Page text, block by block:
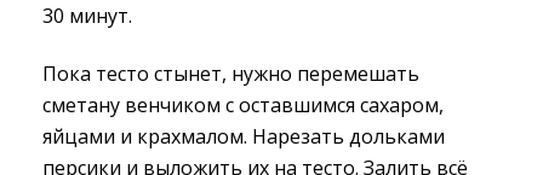
30 минут.
Пока тесто стынет, нужно перемешать
сметану венчиком с оставшимся сахаром,
яйцами и крахмалом. Нарезать дольками
персики и выложить их на тесто. Залить всё